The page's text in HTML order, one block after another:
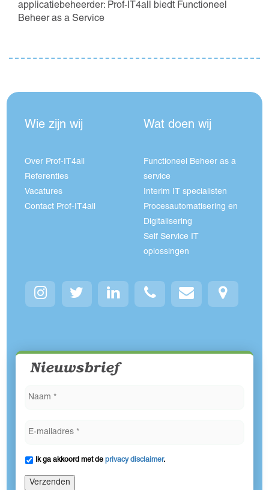
applicatiebeheerder: Prof-IT4all biedt Functioneel
Beheer as a Service
Wie zijn wij
Over Prof-IT4all
Referenties
Vacatures
Contact Prof-IT4all
Wat doen wij
Functioneel Beheer as a
service
Interim IT specialisten
Procesautomatisering en
Digitalisering
Self Service IT
oplossingen
Nieuwsbrief
Ik ga akkoord met de privacy disclaimer.
Verzenden